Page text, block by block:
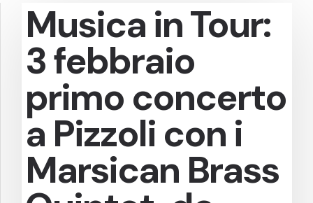
Musica in Tour:
3 febbraio
primo concerto
a Pizzoli con i
Marsican Brass